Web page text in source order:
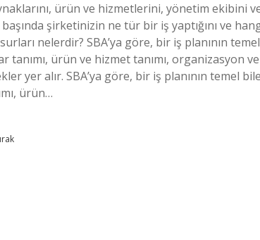
ürün ve hizmetlerini, yönetim ekibini
başında şirketinizin ne tür bir iş yaptığını ve
nelerdir? SBA’ya göre, bir iş planının
tanımı, ürün ve hizmet tanımı, organizasyon
yer alır. SBA’ya göre, bir iş planının temel
ürün…